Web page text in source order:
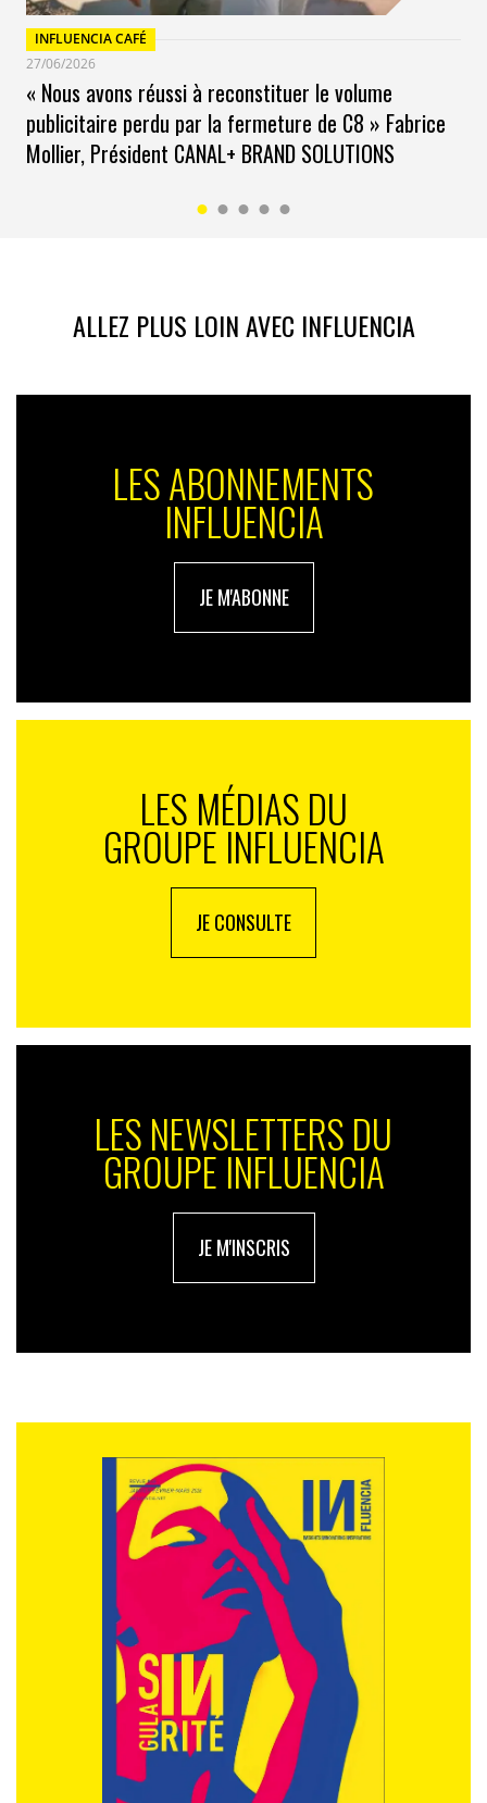
INFLUENCIA CAFÉ
27/06/2026
« Nous avons réussi à reconstituer le volume
publicitaire perdu par la fermeture de C8 » Fabrice
Mollier, Président CANAL+ BRAND SOLUTIONS
ALLEZ PLUS LOIN AVEC INFLUENCIA
LES ABONNEMENTS
INFLUENCIA
JE M'ABONNE
LES MÉDIAS DU
GROUPE INFLUENCIA
JE CONSULTE
LES NEWSLETTERS DU
GROUPE INFLUENCIA
JE M'INSCRIS